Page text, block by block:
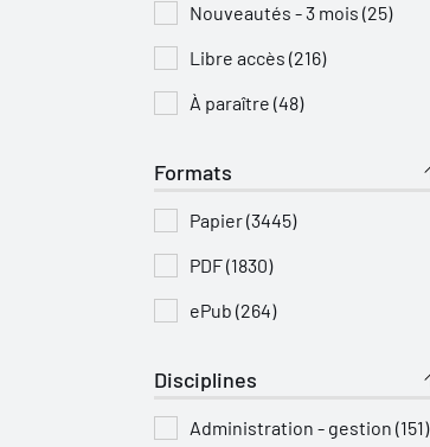
Nouveautés - 3 mois (25)
Libre accès (216)
À paraître (48)
Formats
Papier (3445)
PDF (1830)
ePub (264)
Disciplines
Administration - gestion (151)